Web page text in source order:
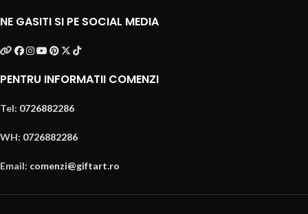
NE GASITI SI PE SOCIAL MEDIA
PENTRU INFORMATII COMENZI
Tel: 0726882286
WH: 0726882286
Email: comenzi@giftart.ro